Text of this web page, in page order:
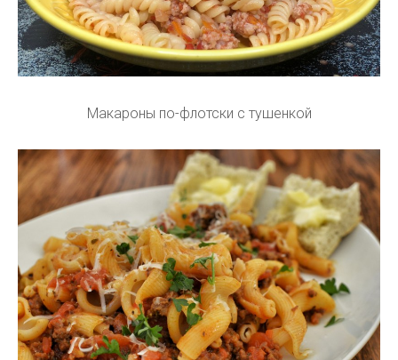
Макароны по-флотски с тушенкой